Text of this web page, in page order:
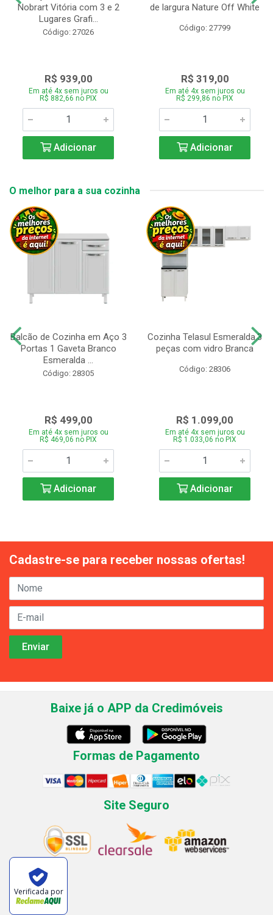
Nobrart Vitória com 3 e 2
Lugares Grafi...
Código: 27026
R$ 939,00
Em até 4x sem juros ou
R$ 882,66 no PIX
Adicionar
de largura Nature Off White
Código: 27799
R$ 319,00
Em até 4x sem juros ou
R$ 299,86 no PIX
Adicionar
O melhor para a sua cozinha
Balcão de Cozinha em Aço 3
Portas 1 Gaveta Branco
Esmeralda ...
Código: 28305
R$ 499,00
Em até 4x sem juros ou
R$ 469,06 no PIX
Adicionar
Cozinha Telasul Esmeralda.3
peças com vidro Branca
Código: 28306
R$ 1.099,00
Em até 4x sem juros ou
R$ 1.033,06 no PIX
Adicionar
Cadastre-se para receber nossas ofertas!
Baixe já o APP da Credimóveis
Formas de Pagamento
Site Seguro
Verificada por